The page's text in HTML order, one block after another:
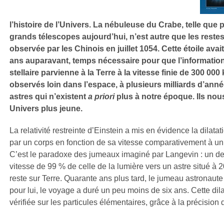
l’histoire de l’Univers. La nébuleuse du Crabe, telle que
grands télescopes aujourd’hui, n’est autre que les
observée par les Chinois en juillet 1054. Cette étoile
ans auparavant, temps nécessaire pour que
stellaire parvienne à la Terre à la vitesse finie de 300 000
observés loin dans l’espace, à plusieurs milliards
astres qui n’existent a prioriplus à notre époque. Ils
Univers plus jeune.
La relativité restreinte d’Einstein a mis en évidence la
par un corps en fonction de sa vitesse comparativement à
C’est le paradoxe des jumeaux imaginé par Langevin : un
vitesse de 99 % de celle de la lumière vers un astre situé à
reste sur Terre. Quarante ans plus tard, le jumeau
pour lui, le voyage a duré un peu moins de six ans. Cette
vérifiée sur les particules élémentaires, grâce à la précision